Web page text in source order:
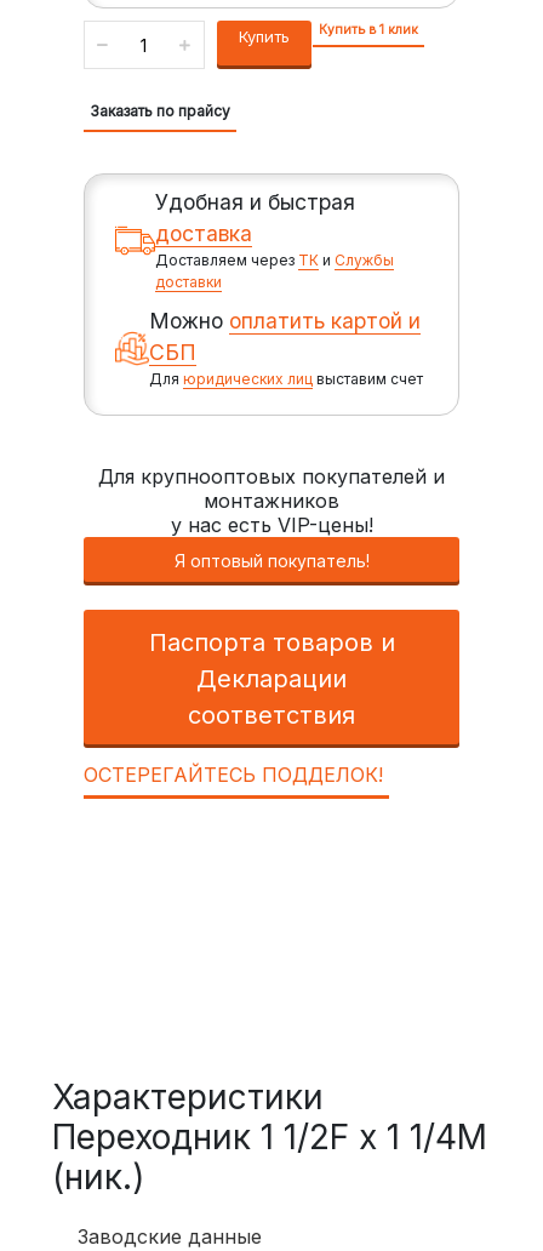
Купить Купить в 1 клик
Заказать по прайсу
Удобная и быстрая
доставка
Доставляем через ТК иСлужбы
доставки
Можно оплатить картой и
СБП
Дляюридических лиц выставим счет
Для крупнооптовых покупателей и
монтажников
у нас есть VIP-цены!
Я оптовый покупатель!
Паспорта товаров и
Декларации
соответствия
ОСТЕРЕГАЙТЕСЬ ПОДДЕЛОК!
Характеристики
Переходник 1 1/2F х 1 1/4M
(ник.)
Заводские данные